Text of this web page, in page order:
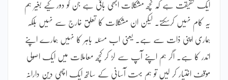
ایک حقیقت ہے کہ کچھ مشکلات ابھی باقی ہے جن کو دور کیے بغیر ہم
یہ کام نہیں کرسکتے۔ لیکن ان مشکلات کا تعلق خارج سے نہیں بلکہ
ہماری اپنی ذات سے ہے۔ یعنی اب مسئلہ باہر کا نہیں ہمارے اپنے
اندر کا ہے۔ اگر ہم اپنے آپ سے لڑ کر کچھ معاملات میں ایک اصولی
موقف اختیار کر لیں تو ہم بہت آسانی کے ساتھ ایک اچھی دین دارانہ